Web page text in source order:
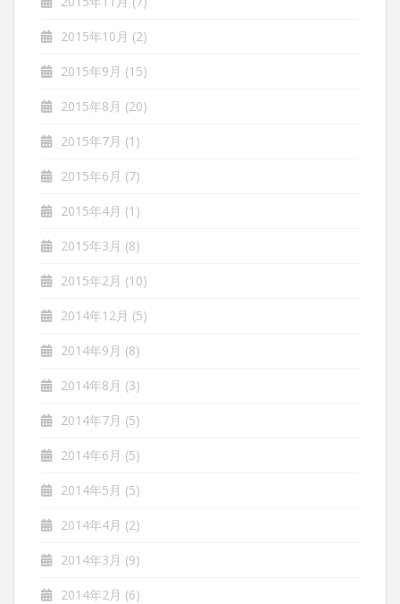
2015年10月 (2)
2015年9月 (15)
2015年8月 (20)
2015年7月 (1)
2015年6月 (7)
2015年4月 (1)
2015年3月 (8)
2015年2月 (10)
2014年12月 (5)
2014年9月 (8)
2014年8月 (3)
2014年7月 (5)
2014年6月 (5)
2014年5月 (5)
2014年4月 (2)
2014年3月 (9)
2014年2月 (6)